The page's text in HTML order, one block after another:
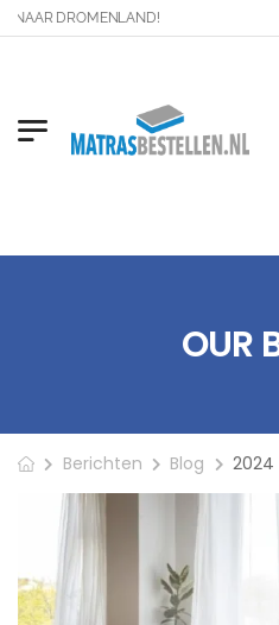
DROMENLAND!
OUR
Berichten Blog 2024